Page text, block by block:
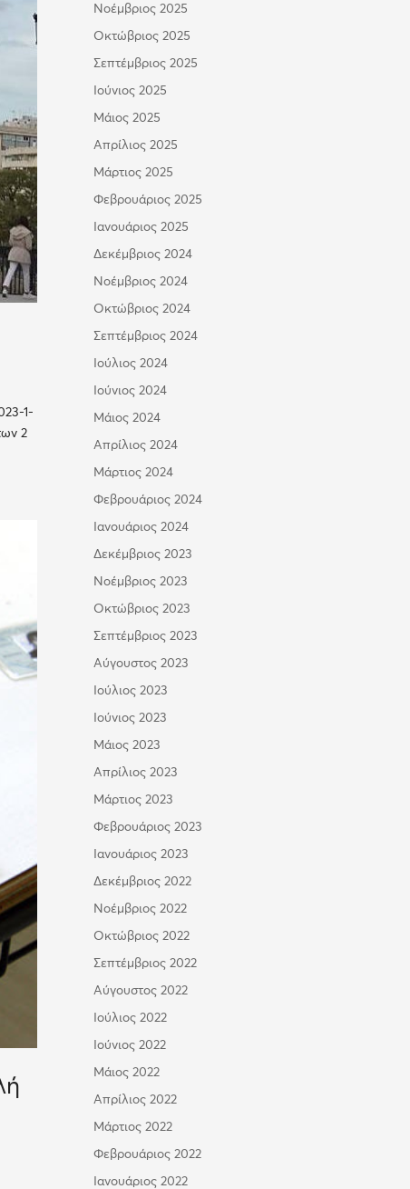
1-
2
Νοέμβριος 2025
Οκτώβριος 2025
Σεπτέμβριος 2025
Ιούνιος 2025
Μάιος 2025
Απρίλιος 2025
Μάρτιος 2025
Φεβρουάριος 2025
Ιανουάριος 2025
Δεκέμβριος 2024
Νοέμβριος 2024
Οκτώβριος 2024
Σεπτέμβριος 2024
Ιούλιος 2024
Ιούνιος 2024
Μάιος 2024
Απρίλιος 2024
Μάρτιος 2024
Φεβρουάριος 2024
Ιανουάριος 2024
Δεκέμβριος 2023
Νοέμβριος 2023
Οκτώβριος 2023
Σεπτέμβριος 2023
Αύγουστος 2023
Ιούλιος 2023
Ιούνιος 2023
Μάιος 2023
Απρίλιος 2023
Μάρτιος 2023
Φεβρουάριος 2023
Ιανουάριος 2023
Δεκέμβριος 2022
Νοέμβριος 2022
Οκτώβριος 2022
Σεπτέμβριος 2022
Αύγουστος 2022
Ιούλιος 2022
Ιούνιος 2022
Μάιος 2022
Απρίλιος 2022
Μάρτιος 2022
Φεβρουάριος 2022
Ιανουάριος 2022